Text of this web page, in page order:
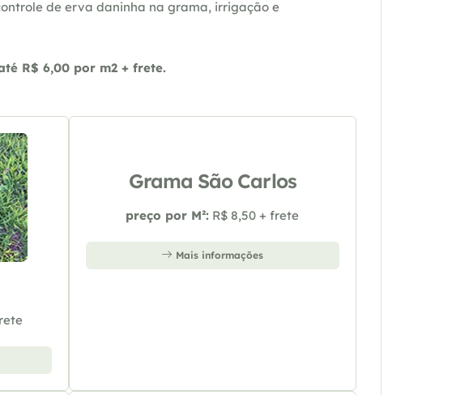
de erva daninha na grama, irrigação e
R$ 6,00 por m2 + frete.
Grama São Carlos
preço por M²: R$ 8,50 + frete
Mais informações